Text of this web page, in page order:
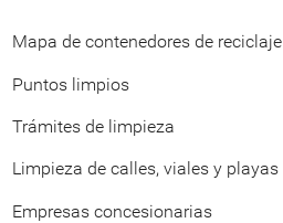
Mapa de contenedores de reciclaje
Puntos limpios
Trámites de limpieza
Limpieza de calles, viales y playas
Empresas concesionarias